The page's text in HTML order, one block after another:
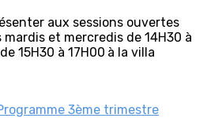
aux sessions ouvertes
et mercredis de 14H30 à
15H30 à 17H00 à la villa
3ème trimestre